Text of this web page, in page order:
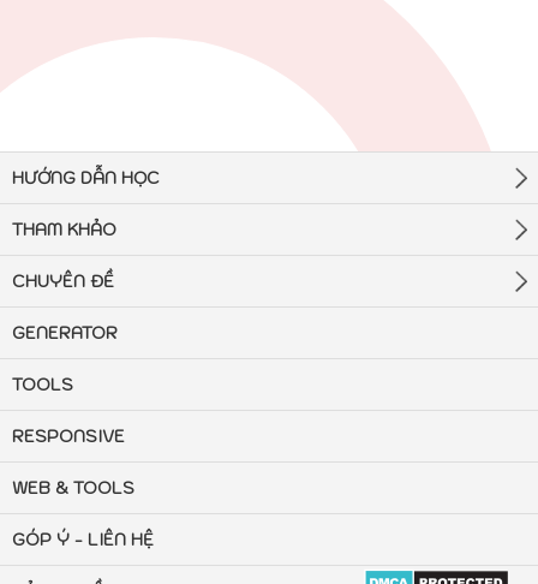
HƯỚNG DẪN HỌC
THAM KHẢO
CHUYÊN ĐỀ
GENERATOR
TOOLS
RESPONSIVE
WEB & TOOLS
GÓP Ý - LIÊN HỆ